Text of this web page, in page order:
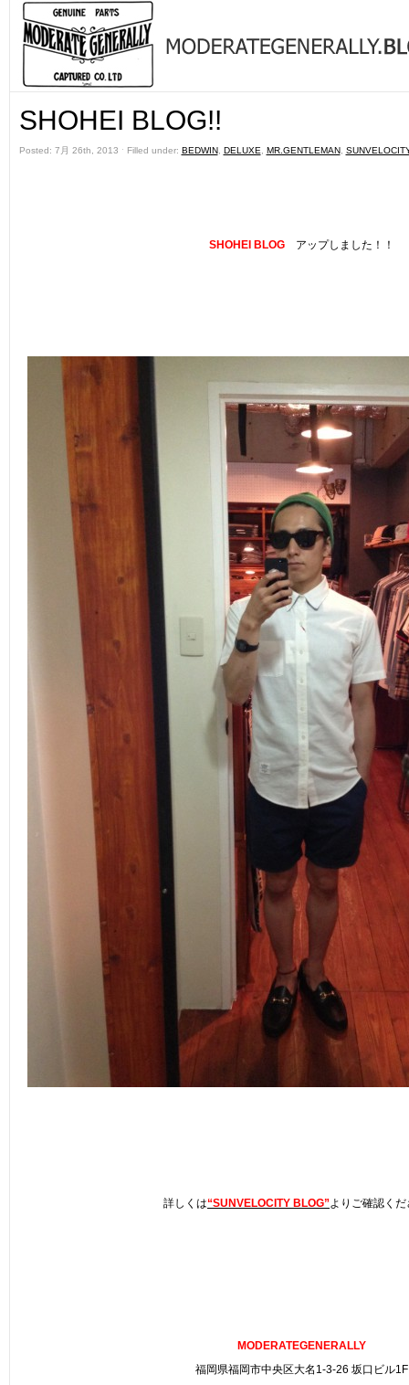
SHOHEI BLOG!!
Posted: 7月 26th, 2013 ˑ Filled under: BEDWIN, DELUXE MR.GENTLEMAN,
SHOHEI BLOGアップしました！！
詳しくは“SUNVELOCITY BLOG”よりご確認くだ
MODERATEGENERALLY
福岡県福岡市中央区大名1-3-26 坂口ビル1F